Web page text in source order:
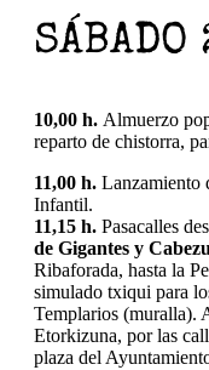
SÁBADO
10,00 h. Almuerzo
reparto de chistorra,
11,00 h. Lanzamiento
Infantil.
11,15 h. Pasacalles
de Gigantes y
Ribaforada, hasta la
simulado txiqui para
Templarios (muralla).
Etorkizuna, por las
plaza del